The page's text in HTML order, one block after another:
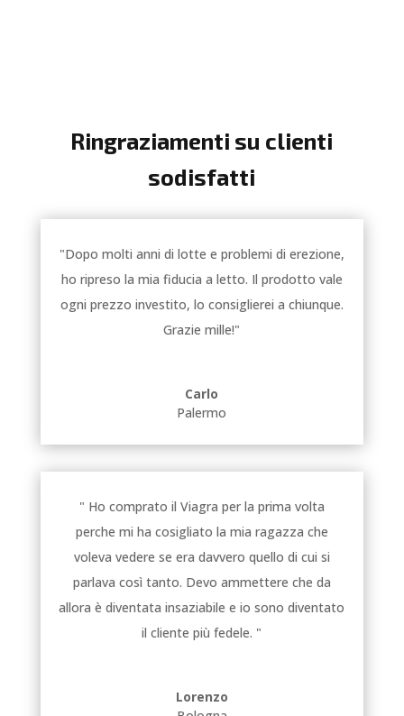
Ringraziamenti su clienti
sodisfatti
"Dopo molti anni di lotte e problemi di erezione,
ho ripreso la mia fiducia a letto. Il prodotto vale
ogni prezzo investito, lo consiglierei a chiunque.
Grazie mille!"
Carlo
Palermo
" Ho comprato il Viagra per la prima volta
perche mi ha cosigliato la mia ragazza che
voleva vedere se era davvero quello di cui si
parlava così tanto. Devo ammettere che da
allora è diventata insaziabile e io sono diventato
il cliente più fedele. "
Lorenzo